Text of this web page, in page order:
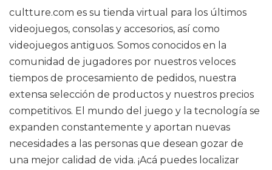
cultture.com es su tienda virtual para los últimos
videojuegos, consolas y accesorios, así como
videojuegos antiguos. Somos conocidos en la
comunidad de jugadores por nuestros veloces
tiempos de procesamiento de pedidos, nuestra
extensa selección de productos y nuestros precios
competitivos. El mundo del juego y la tecnología se
expanden constantemente y aportan nuevas
necesidades a las personas que desean gozar de
una mejor calidad de vida. ¡Acá puedes localizar